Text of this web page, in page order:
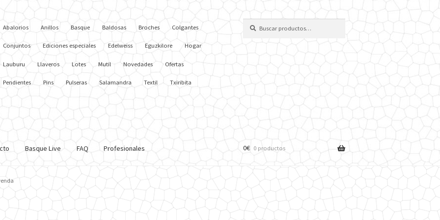
Abalorios Anillos Basque Baldosas Broches Colgantes
Conjuntos Ediciones especiales Edelweiss Eguzkilore Hogar
Lauburu Llaveros Lotes Mutil Novedades Ofertas
Pendientes Pins Pulseras Salamandra Textil Txiribita
por:
Basque Live FAQ Profesionales 0€ 0 productos